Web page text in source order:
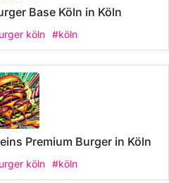
Base Köln in Köln
köln #köln
Premium Burger in Köln
köln #köln